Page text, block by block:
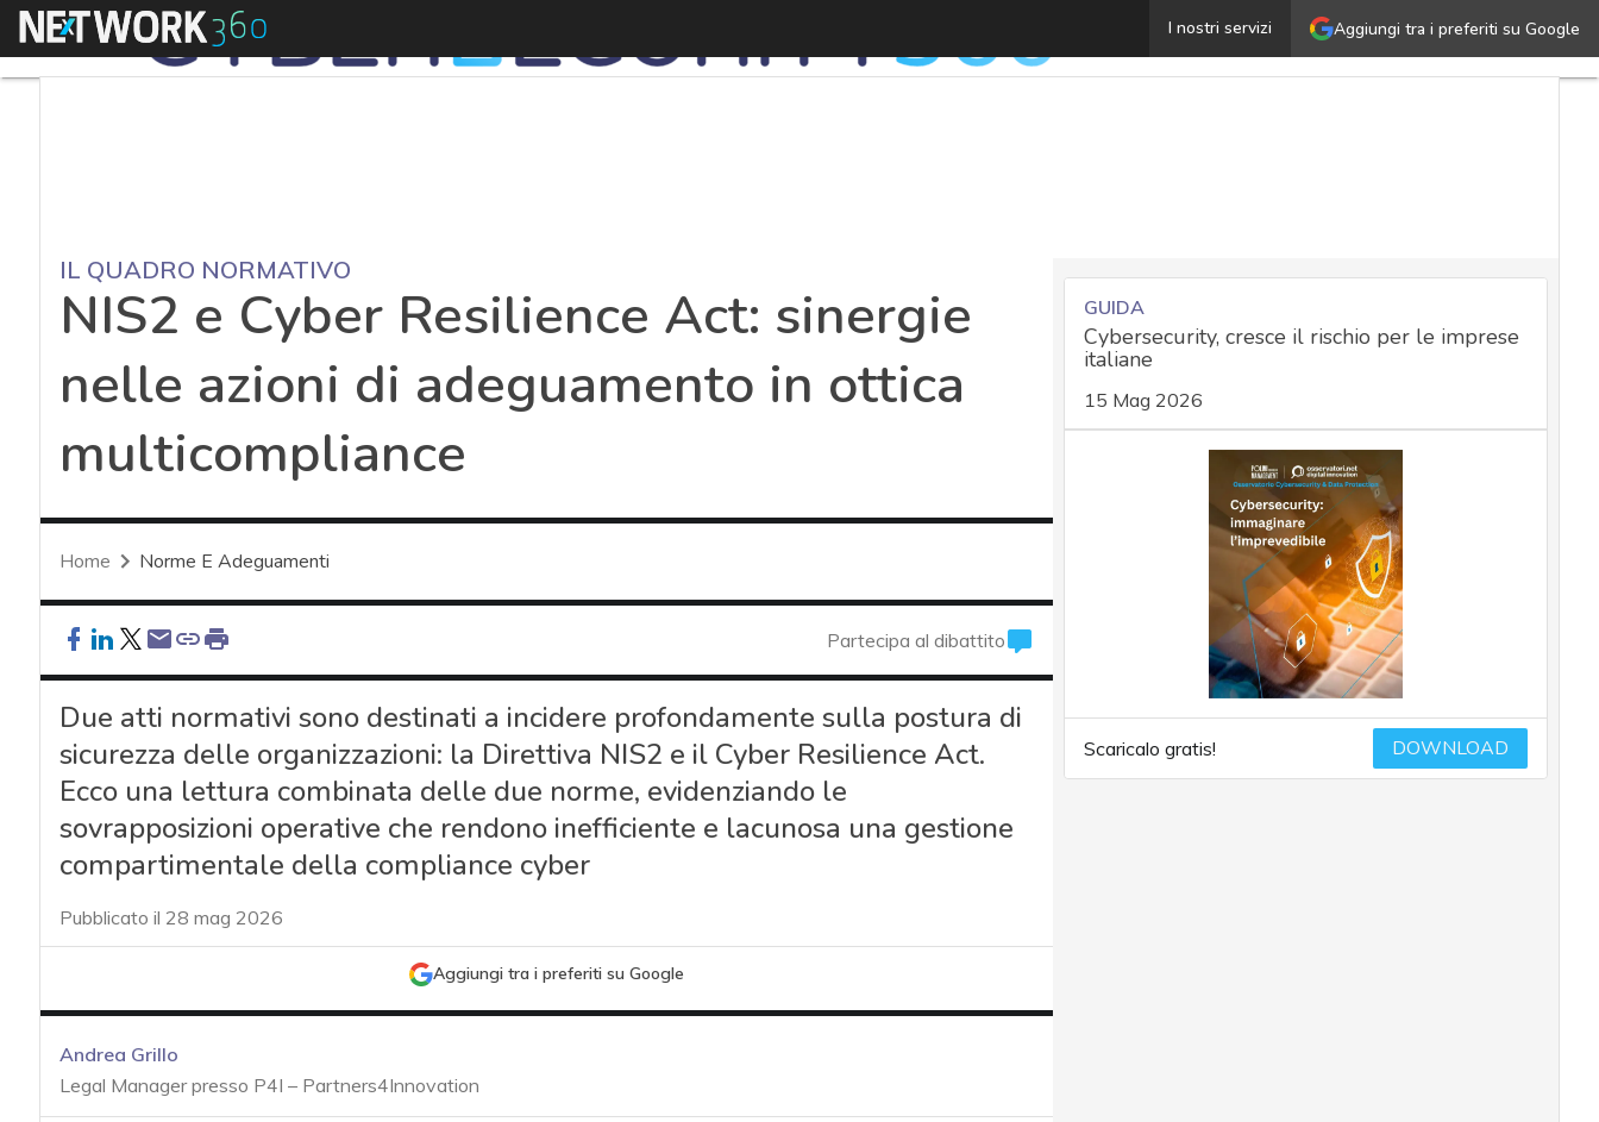
Aggiungi tra i preferiti su Google
I nostri servizi
Menu NIS2 e Cyber Resilience Act: sinergie nelle azioni di
IL QUADRO NORMATIVO
NIS2 e Cyber Resilience Act: sinergie
nelle azioni di adeguamento in ottica
multicompliance
Home Norme E Adeguamenti
Partecipa al dibattito
Due atti normativi sono destinati a incidere profondamente sulla postura di
sicurezza delle organizzazioni: la Direttiva NIS2 e il Cyber Resilience Act.
Ecco una lettura combinata delle due norme, evidenziando le
sovrapposizioni operative che rendono inefficiente e lacunosa una gestione
compartimentale della compliance cyber
Pubblicato il 28 mag 2026
Aggiungi tra i preferiti su Google
Andrea Grillo
Legal Manager presso P4I – Partners4Innovation
GUIDA
Cybersecurity, cresce il rischio per le imprese
italiane
15 Mag 2026
Scaricalo gratis! DOWNLOAD